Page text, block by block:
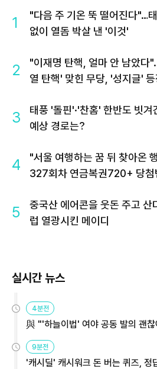
1
"다음 주 기온 뚝 떨어진다"…
없이 열돔 박살 낸 '이것'
2
"이재명 탄핵, 얼마 안 남았다
열 탄핵' 맞힌 무당, '성지글'
3
태풍 '돌핀'·'찬홈' 한반도 빗
예상 경로는?
4
"서울 여행하는 꿈 뒤 찾아온
327회차 연금복권720+ 당첨
5
중국산 에어콘을 웃돈 주고 산
럽 열광시킨 메이디
실시간 뉴스
4분전
與 "'하늘이법' 여야 공동 발의 괜
9분전
'캐시딜' 캐시워크 돈 버는 퀴즈, 정